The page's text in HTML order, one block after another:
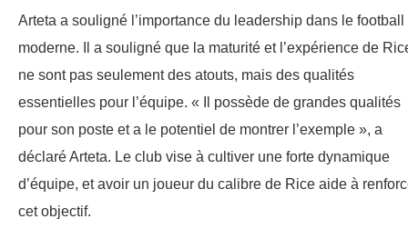
Arteta a souligné l’importance du leadership dans le football
moderne. Il a souligné que la maturité et l’expérience de
ne sont pas seulement des atouts, mais des qualités
essentielles pour l’équipe. « Il possède de grandes qualités
pour son poste et a le potentiel de montrer l’exemple », a
déclaré Arteta. Le club vise à cultiver une forte dynamique
d’équipe, et avoir un joueur du calibre de Rice aide à
cet objectif.